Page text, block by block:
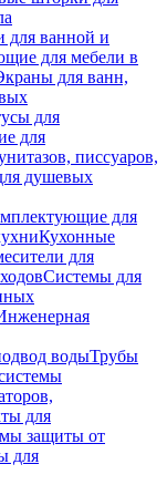
для ванной и
для мебели в
для ванн,
для
для
писсуаров,
душевых
для
Кухонные
для
Системы для
водыТрубы
для
защиты от
для